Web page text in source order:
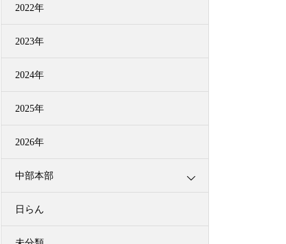
2022年
2023年
2024年
2025年
2026年
中部本部
日らん